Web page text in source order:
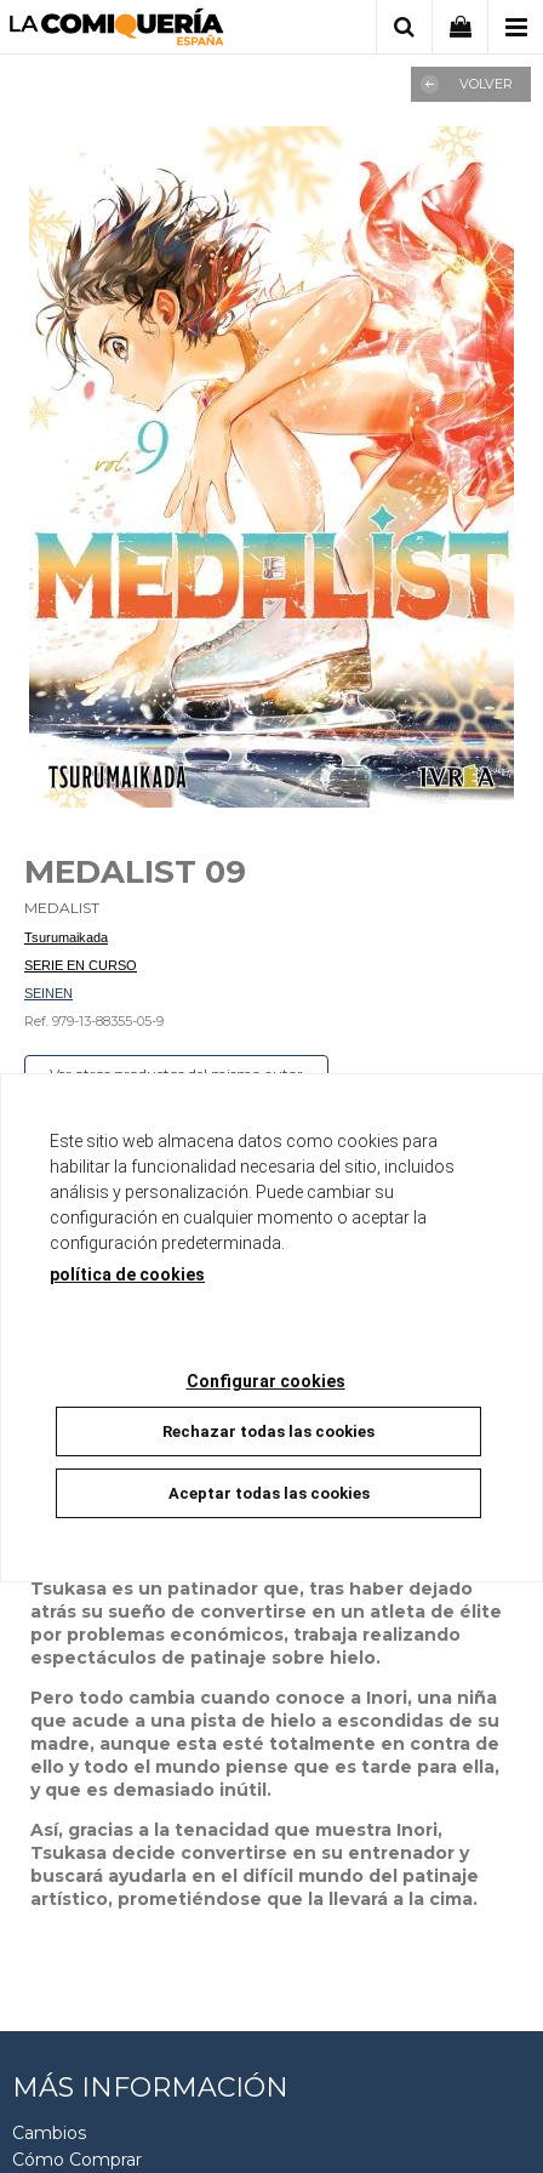
VOLVER
MEDALIST 09
MEDALIST
Tsurumaikada
SERIE EN CURSO
SEINEN
Ref. 979-13-88355-05-9
Ver otros productos del mismo autor
Tomo de aproximadamente 200 páginas
Formato B6 con sobrecubierta
Incluye páginas a color
Disponible
AÑADIR A LA CESTA
Tsukasa es un patinador que, tras haber dejado
atrás su sueño de convertirse en un atleta de élite
por problemas económicos, trabaja realizando
espectáculos de patinaje sobre hielo.
Pero todo cambia cuando conoce a Inori, una niña
que acude a una pista de hielo a escondidas de su
madre, aunque esta esté totalmente en contra de
ello y todo el mundo piense que es tarde para ella,
y que es demasiado inútil.
Así, gracias a la tenacidad que muestra Inori,
Tsukasa decide convertirse en su entrenador y
buscará ayudarla en el difícil mundo del patinaje
artístico, prometiéndose que la llevará a la cima.
MÁS INFORMACIÓN
Cambios
Cómo Comprar
Este sitio web almacena datos como cookies para
habilitar la funcionalidad necesaria del sitio, incluidos
análisis y personalización. Puede cambiar su
configuración en cualquier momento o aceptar la
configuración predeterminada.
política de cookies
Configurar cookies
Rechazar todas las cookies
Aceptar todas las cookies